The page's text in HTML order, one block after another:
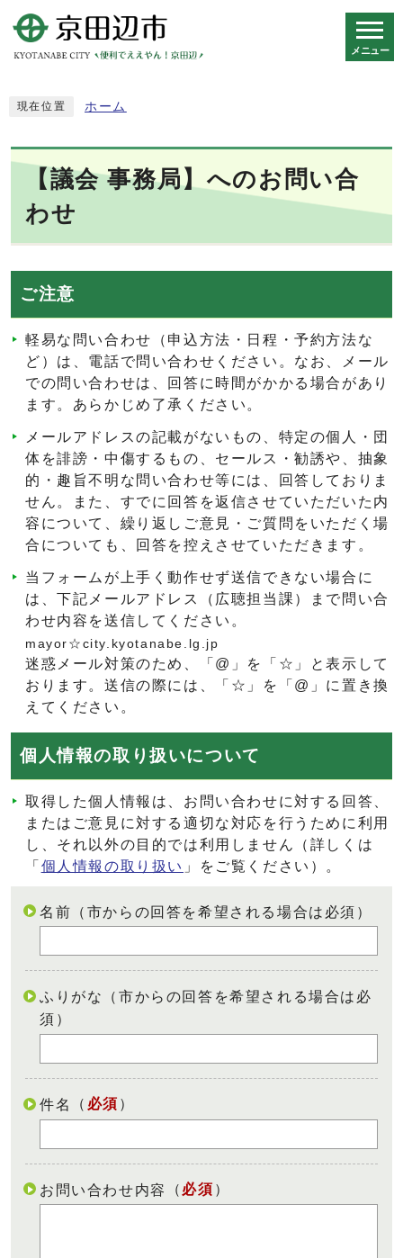
メニュー
現在位置 ホーム
【議会 事務局】へのお問い合
わせ
ご注意
軽易な問い合わせ（申込方法・日程・予約方法な
ど）は、電話で問い合わせください。なお、メール
での問い合わせは、回答に時間がかかる場合があり
ます。あらかじめ了承ください。
メールアドレスの記載がないもの、特定の個人・団
体を誹謗・中傷するもの、セールス・勧誘や、抽象
的・趣旨不明な問い合わせ等には、回答しておりま
せん。また、すでに回答を返信させていただいた内
容について、繰り返しご意見・ご質問をいただく場
合についても、回答を控えさせていただきます。
当フォームが上手く動作せず送信できない場合に
は、下記メールアドレス（広聴担当課）まで問い合
わせ内容を送信してください。
mayor☆city.kyotanabe.lg.jp
迷惑メール対策のため、「@」を「☆」と表示して
おります。送信の際には、「☆」を「@」に置き換
えてください。
個人情報の取り扱いについて
取得した個人情報は、お問い合わせに対する回答、
またはご意見に対する適切な対応を行うために利用
し、それ以外の目的では利用しません（詳しくは
「 個人情報の取り扱い 」をご覧ください）。
名前（市からの回答を希望される場合は必須）
ふりがな（市からの回答を希望される場合は必
須）
件名 （ 必須 ）
お問い合わせ内容 （ 必須 ）